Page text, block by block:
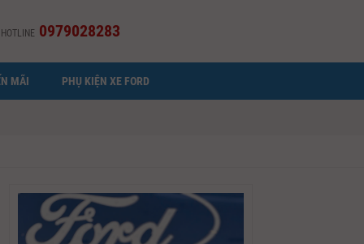
HOTLINE 0979028283
MÃI PHỤ KIỆN XE FORD